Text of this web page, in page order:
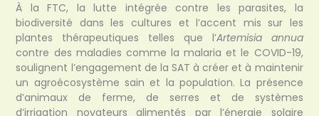
À la FTC, la lutte intégrée contre les parasites, la
biodiversité dans les cultures et l’accent mis sur les
plantes thérapeutiques telles que l’Artemisia annua
contre des maladies comme la malaria et le COVID-19,
soulignent l’engagement de la SAT à créer et à maintenir
un agroécosystème sain et la population. La présence
d’animaux de ferme, de serres et de systèmes
d’irrigation novateurs alimentés par l’énergie solaire